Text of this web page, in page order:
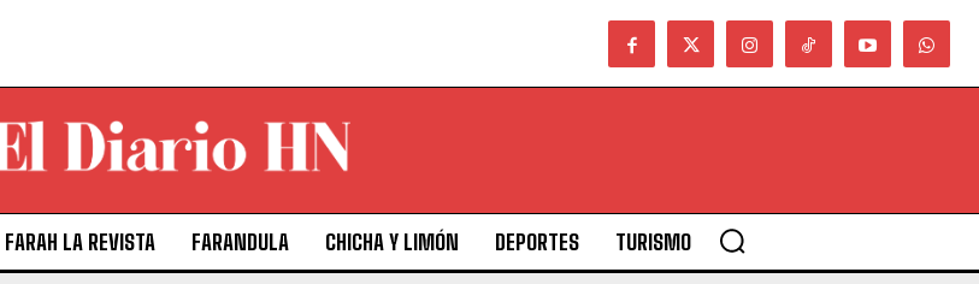
FARAH LA REVISTA FARANDULA CHICHA Y LIMÓN DEPORTES TURISMO